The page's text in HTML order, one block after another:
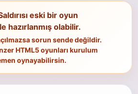
eski bir oyun
hazırlanmış olabilir.
sorun sende değildir.
HTML5 oyunları kurulum
oynayabilirsin.